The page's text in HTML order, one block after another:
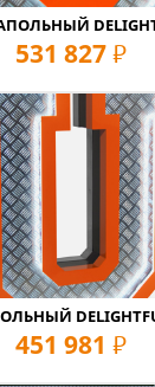
531 827 руб
451 981 руб